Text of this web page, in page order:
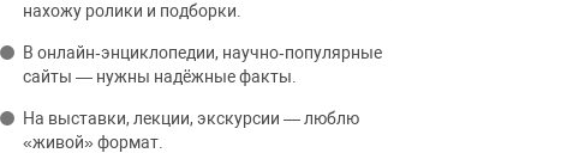
нахожу ролики и подборки.
В онлайн‑энциклопедии, научно‑популярные
сайты — нужны надёжные факты.
На выставки, лекции, экскурсии — люблю
«живой» формат.